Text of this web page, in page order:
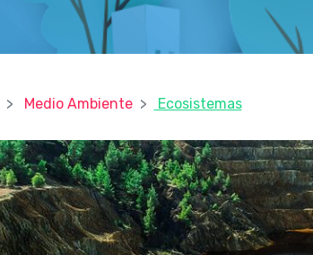
Medio Ambiente Ecosistemas